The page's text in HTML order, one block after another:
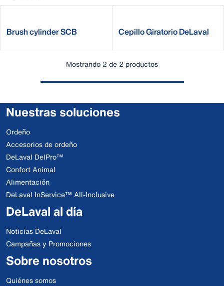
Brush cylinder SCB Cepillo Giratorio DeLaval
Mostrando 2 de 2 productos
Nuestras soluciones
Ordeño
Accesorios de ordeño
DeLaval DelPro™
Confort Animal
Alimentación
DeLaval InService™ All-Inclusive
DeLaval al día
Noticias DeLaval
Campañas y Promociones
Sobre nosotros
Quiénes somos